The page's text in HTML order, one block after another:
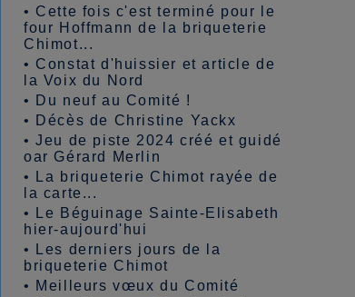
• Cette fois c'est terminé pour le
four Hoffmann de la briqueterie
Chimot...
• Constat d'huissier et article de
la Voix du Nord
•
Du neuf au Comité !
•
Décès de Christine Yackx
•Jeu de piste 2024 créé et guidé
oar Gérard Merlin
•
La briqueterie Chimot rayée de
la carte...
•
Le Béguinage Sainte-Elisabeth
hier-aujourd'hui
•
Les derniers jours de la
briqueterie Chimot
• Meilleurs vœux du Comité